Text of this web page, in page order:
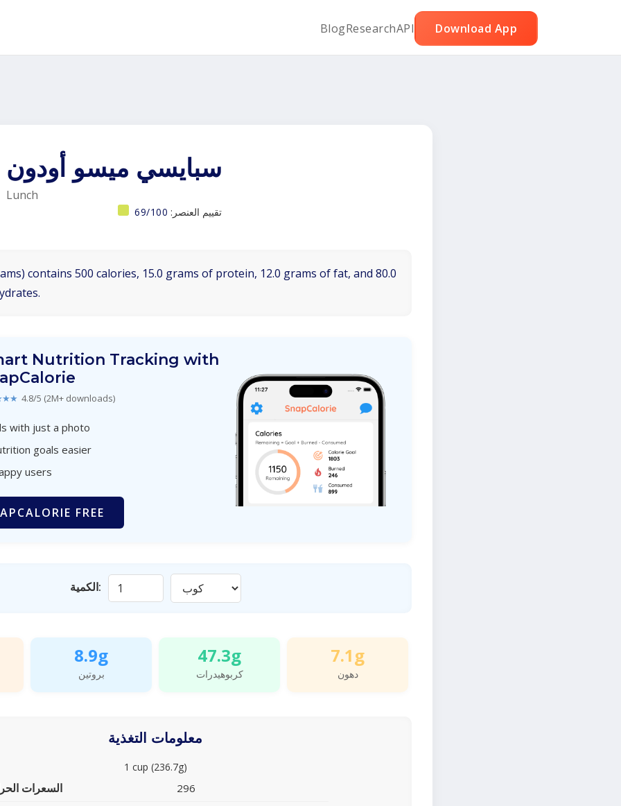
BlogResearchAPI Download App
سبايسي ميسو أودون
Lunch
تقييم العنصر: 69/100
contains 500 calories, 15.0 grams of protein, 12.0 grams of fat, and 80.0
Nutrition Tracking with
4.8/5 (2M+ downloads)
with just a photo
goals easier
users
FREE
الكمية:
8.9g
بروتين
47.3g
كربوهيدرات
7.1g
دهون
معلومات التغذية
1 cup (236.7g)
السعرات 296